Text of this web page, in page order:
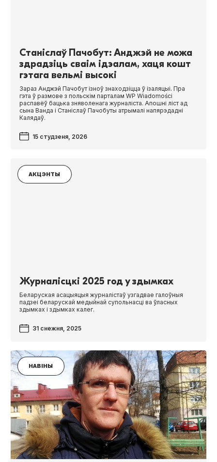
Станіслаў Пачобут: Анджэй не можа
здрадзіць сваім ідэалам, хаця кошт
гэтага вельмі высокі
Зараз Анджэй Пачобут ізноў знаходзіцца ў ізаляцыі. Пра
гэта ў размове з польскім парталам WP Wiado­moś­ci
распавёў бацька зняволенага журналіста. Апошні ліст ад
сына Ванда і Станіслаў Пачобуты атрымалі напярэдадні
Калядаў.
15 студзеня, 2026
АКЦЭНТЫ
Журналісцкі 2025 год у здымках
Беларуская асацыяцыя журналістаў узгадвае галоўныя
падзеі беларускай медыйнай супольнасці ва ўласных
здымках і здымках калег.
31 снежня, 2025
НАВІНЫ